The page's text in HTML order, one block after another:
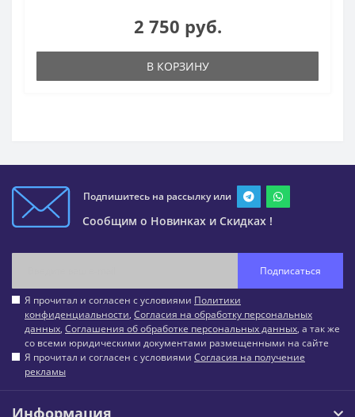
2 750 руб.
В КОРЗИНУ
Подпишитесь на рассылку или
Сообщим о Новинках и Скидках !
Подписаться
Я прочитал и согласен с условиями Политики
конфиденциальности, Согласия на обработку персональных
данных, Соглашения об обработке персональных данных, а так же
со всеми юридическими документами размещенными на сайте
Я прочитал и согласен с условиями Согласия на получение
рекламы